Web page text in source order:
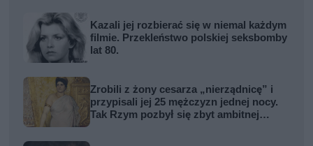
Kazali jej rozbierać się w niemal każdym
filmie. Przekleństwo polskiej seksbomby
lat 80.
Zrobili z żony cesarza „nierządnicę” i
przypisali jej 25 mężczyzn jednej nocy.
Tak Rzym pozbył się zbyt ambitnej